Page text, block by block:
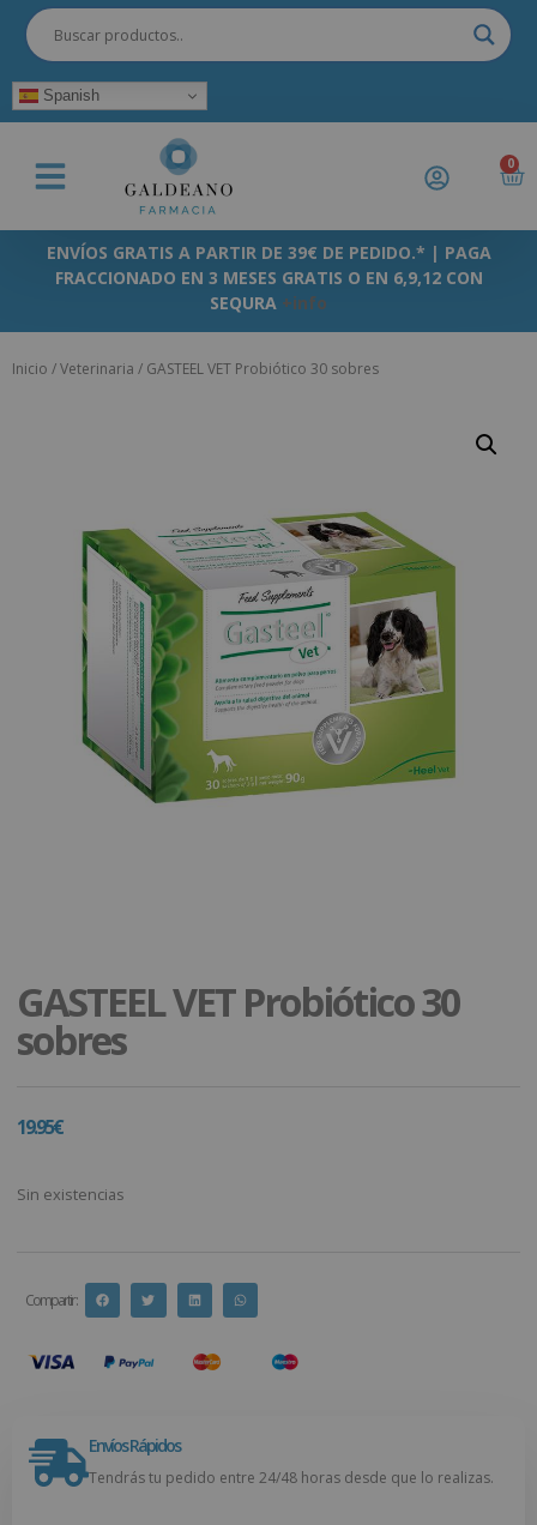
Spanish
0
ENVÍOS GRATIS A PARTIR DE 39€ DE PEDIDO.* | PAGA
FRACCIONADO EN 3 MESES GRATIS O EN 6,9,12 CON
SEQURA +info
Inicio /Veterinaria / GASTEEL VET Probiótico 30 sobres
GASTEEL VET Probiótico 30
sobres
19.95€
Sin existencias
Compartir :
Envíos Rápidos
Tendrás tu pedido entre 24/48 horas desde que lo realizas.